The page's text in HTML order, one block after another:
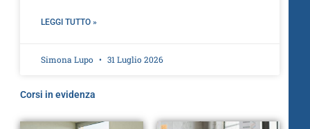
LEGGI TUTTO »
Simona Lupo 31 Luglio 2026
Corsi in evidenza